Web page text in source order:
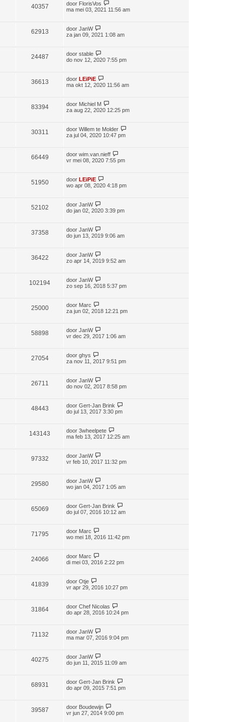
40357 door FlorisVos
ma mei 03, 2021 11:56 am
62913 door JanW
za jan 09, 2021 1:08 am
24487 door stable
do nov 12, 2020 7:55 pm
36613 door LEiPiE
ma okt 12, 2020 11:56 am
83394 door Michiel M
za aug 22, 2020 12:25 pm
30311 door Willem te Molder
za jul 04, 2020 10:47 pm
66449 door wim.van.nieff
vr mei 08, 2020 7:55 pm
51950 door LEiPiE
wo apr 08, 2020 4:18 pm
52102 door JanW
do jan 02, 2020 3:39 pm
37358 door JanW
do jun 13, 2019 9:06 am
36422 door JanW
zo apr 14, 2019 9:52 am
102194 door JanW
zo sep 16, 2018 5:37 pm
25000 door Marc
za jun 02, 2018 12:21 pm
58898 door JanW
vr dec 29, 2017 1:06 am
27054 door ghys
za nov 11, 2017 9:51 pm
26711 door JanW
do nov 02, 2017 8:58 pm
48443 door Gert-Jan Brink
do jul 13, 2017 3:30 pm
143143 door 3wheelpete
ma feb 13, 2017 12:25 am
97332 door JanW
vr feb 10, 2017 11:32 pm
29580 door JanW
wo jan 04, 2017 1:05 am
65069 door Gert-Jan Brink
do jul 07, 2016 10:12 am
71795 door Marc
wo mei 18, 2016 11:42 pm
24066 door Marc
di mei 03, 2016 2:22 pm
41839 door Otje
vr apr 29, 2016 10:27 pm
31864 door Chef Nicolas
do apr 28, 2016 10:24 pm
71132 door JanW
ma mar 07, 2016 9:04 pm
40275 door JanW
do jun 11, 2015 11:09 am
68931 door Gert-Jan Brink
do apr 09, 2015 7:51 pm
39587 door Boudewijn
vr jun 27, 2014 9:00 pm